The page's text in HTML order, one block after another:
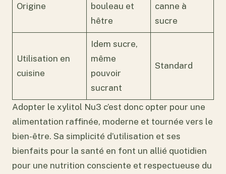
Origine
bouleau et
hêtre
canne à
sucre
Utilisation en
cuisine
Idem sucre,
même
pouvoir
sucrant
Standard
Adopter le xylitol Nu3 c’est donc opter pour une
alimentation raffinée, moderne et tournée vers le
bien-être. Sa simplicité d’utilisation et ses
bienfaits pour la santé en font un allié quotidien
pour une nutrition consciente et respectueuse du